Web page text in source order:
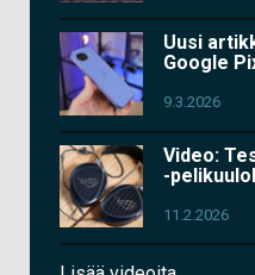
Uusi
Google
9.3.2026
Video:
-
11.2.2026